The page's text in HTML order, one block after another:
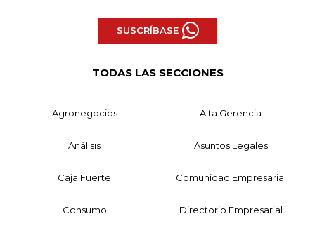
SUSCRÍBASE
TODAS LAS SECCIONES
Agronegocios Alta Gerencia
Análisis Asuntos Legales
Caja Fuerte Comunidad Empresarial
Consumo Directorio Empresarial